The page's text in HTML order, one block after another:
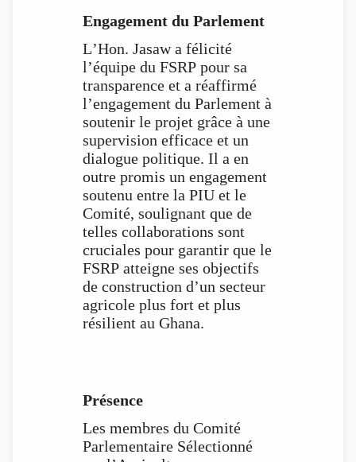
Engagement du Parlement
L’Hon. Jasaw a félicité
l’équipe du FSRP pour sa
transparence et a réaffirmé
l’engagement du Parlement à
soutenir le projet grâce à une
supervision efficace et un
dialogue politique. Il a en
outre promis un engagement
soutenu entre la PIU et le
Comité, soulignant que de
telles collaborations sont
cruciales pour garantir que le
FSRP atteigne ses objectifs
de construction d’un secteur
agricole plus fort et plus
résilient au Ghana.
Présence
Les membres du Comité
Parlementaire Sélectionné